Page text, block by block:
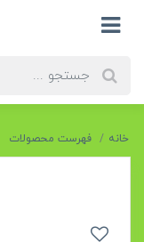
خانه فهرست محصولات